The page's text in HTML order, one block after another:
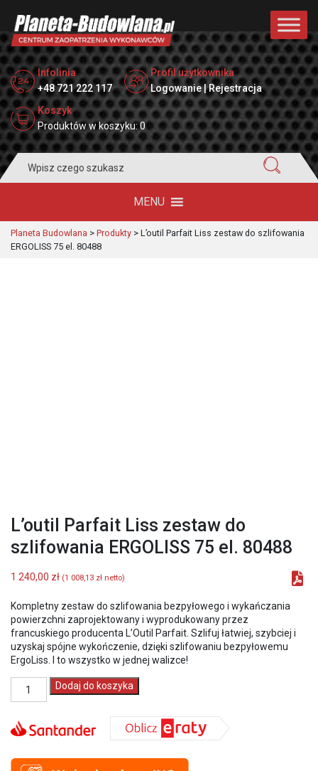
Infolinia
+48 721 222 117
Profil użytkownika
Logowanie | Rejestracja
Koszyk
Produktów w koszyku: 0
for:
MENU
Planeta Budowlana > Produkty > L’outil Parfait Liss zestaw do szlifowania
ERGOLISS 75 el. 80488
L’outil Parfait Liss zestaw do
szlifowania ERGOLISS 75 el. 80488
1 240,00 zł (1 008,13 zł netto)
Kompletny zestaw do szlifowania bezpyłowego i wykańczania
powierzchni zaprojektowany i wyprodukowany przez
francuskiego producenta L’Outil Parfait. Szlifuj łatwiej, szybciej i
uzyskaj spójne wykończenie, dzięki szlifowaniu bezpyłowemu
ErgoLiss. I to wszystko w jednej walizce!
L’outil
Liss
zestaw
szlifowania
Dodaj do koszyka